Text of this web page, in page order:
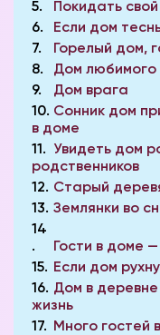
5
Покидать
6
Если дом
7
Горелый дом,
8
Дом любимого
9
Дом врага
10 Сонник дом
в доме
11
Увидеть дом
родственников
12 Старый
13 Землянки во
14
Гости в доме —
15 Если дом
16 Дом в
жизнь
17
Много гостей